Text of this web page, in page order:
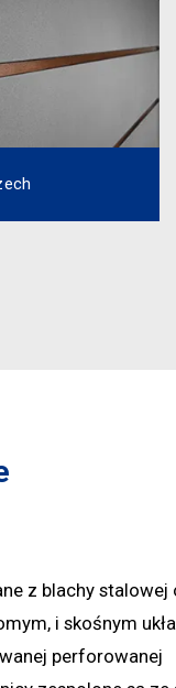
z blachy
i skośnym
perforowanej